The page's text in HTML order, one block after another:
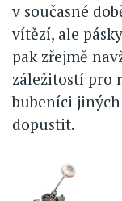
v současné
vítězí, ale
pak zřejmě
záležitostí pro
bubeníci
dopustit.